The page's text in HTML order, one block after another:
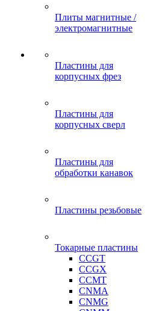
Плиты магнитные /
электромагнитные
Пластины для
корпусных фрез
Пластины для
корпусных сверл
Пластины для
обработки канавок
Пластины резьбовые
Токарные пластины
CCGT
CCGX
CCMT
CNMA
CNMG